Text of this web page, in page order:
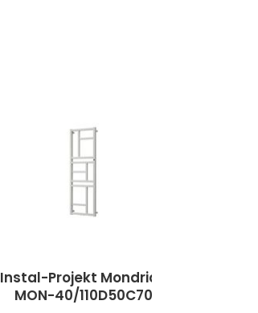
Instal-Projekt Mondrian
MON-40/110D50C70